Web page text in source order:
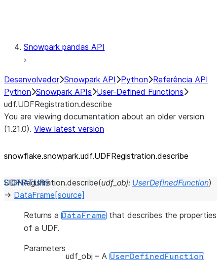
Snowpark pandas API
Desenvolvedor Snowpark API Python Referência API
Python Snowpark APIs User-Defined Functions
udf.UDFRegistration.describe
You are viewing documentation about an older version
(1.21.0). View latest version
snowflake.snowpark.udf.UDFRegistration.describe
UDFRegistration.describe(udf_obj: UserDefinedFunction)
→ DataFrame [source]
Returns a DataFrame that describes the properties
of a UDF.
Parameters
udf_obj – A UserDefinedFunction